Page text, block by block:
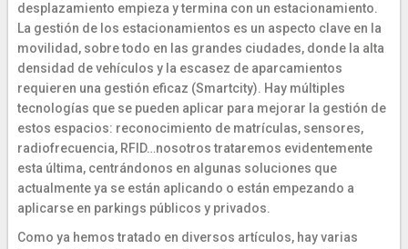
desplazamiento empieza y termina con un estacionamiento.
La gestión de los estacionamientos es un aspecto clave en la
movilidad, sobre todo en las grandes ciudades, donde la alta
densidad de vehículos y la escasez de aparcamientos
requieren una gestión eficaz (Smartcity). Hay múltiples
tecnologías que se pueden aplicar para mejorar la gestión de
estos espacios: reconocimiento de matrículas, sensores,
radiofrecuencia, RFID…nosotros trataremos evidentemente
esta última, centrándonos en algunas soluciones que
actualmente ya se están aplicando o están empezando a
aplicarse en parkings públicos y privados.
Como ya hemos tratado en diversos artículos, hay varias